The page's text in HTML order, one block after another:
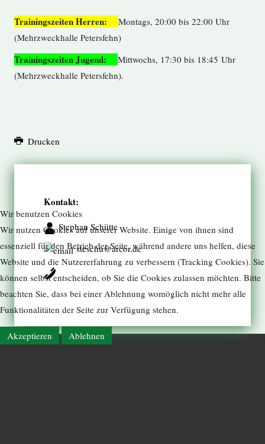
Trainingszeiten Herren: Montags, 20:00 bis 22:00 Uhr
(Mehrzweckhalle Petersfehn)
Trainingszeiten Jugend: Mittwochs, 17:30 bis 18:45 Uhr
(Mehrzweckhalle Petersfehn).
Drucken
Kontakt:
Stephan Schütte
steschu@arcor.de
Wir benutzen Cookies
Wir nutzen Cookies auf unserer Website. Einige von ihnen sind
essenziell für den Betrieb der Seite, während andere uns helfen, diese
Website und die Nutzererfahrung zu verbessern (Tracking Cookies). Sie
können selbst entscheiden, ob Sie die Cookies zulassen möchten. Bitte
beachten Sie, dass bei einer Ablehnung womöglich nicht mehr alle
Funktionalitäten der Seite zur Verfügung stehen.
Akzeptieren Ablehnen